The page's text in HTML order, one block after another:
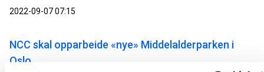
2022-09-07 07:15
NCC skal opparbeide «nye» Middelalderparken i
Oslo